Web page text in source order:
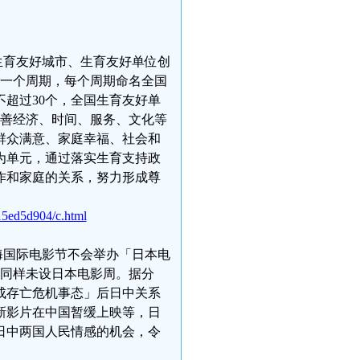
友好城市、生育友好单位创
个周期，每个周期命名全国
过30个，全国生育友好单
经济、时间、服务、文化等
满意、家庭幸福、社会和
元，通过落实生育支持政
和家庭的关系，努力形成尊
c.html
际电影节不会举办「日本电
样未设日本电影周。据分
亡危机事态」后日中关系
片在中国暂缓上映等，日
两国人民情感的机会，令